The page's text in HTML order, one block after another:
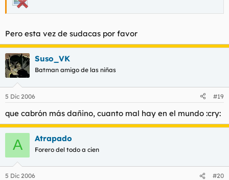
Pero esta vez de sudacas por favor
Suso_VK
Batman amigo de las niñas
5 Dic 2006 #19
que cabrón más dañino, cuanto mal hay en el mundo :cry:
A Atrapado
Forero del todo a cien
5 Dic 2006 #20